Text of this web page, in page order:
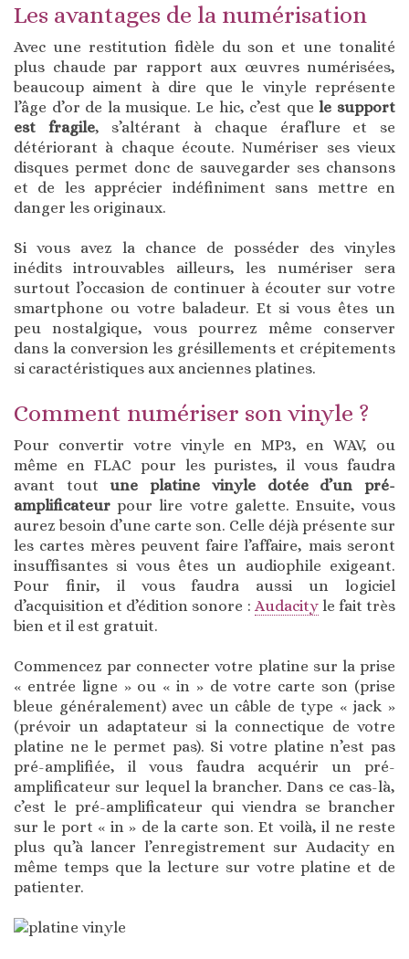
Les avantages de la numérisation
Avec une restitution fidèle du son et une tonalité
plus chaude par rapport aux œuvres numérisées,
beaucoup aiment à dire que le vinyle représente
l’âge d’or de la musique. Le hic, c’est quele support
est fragile, s’altérant à chaque éraflure et se
détériorant à chaque écoute. Numériser ses vieux
disques permet donc de sauvegarder ses chansons
et de les apprécier indéfiniment sans mettre en
danger les originaux.
Si vous avez la chance de posséder des vinyles
inédits introuvables ailleurs, les numériser sera
surtout l’occasion de continuer à écouter sur votre
smartphone ou votre baladeur. Et si vous êtes un
peu nostalgique, vous pourrez même conserver
dans la conversion les grésillements et crépitements
si caractéristiques aux anciennes platines.
Comment numériser son vinyle ?
Pour convertir votre vinyle en MP3, en WAV, ou
même en FLAC pour les puristes, il vous faudra
avant toutune platine vinyle dotée d’un pré-
amplificateur pour lire votre galette. Ensuite, vous
aurez besoin d’une carte son. Celle déjà présente sur
les cartes mères peuvent faire l’affaire, mais seront
insuffisantes si vous êtes un audiophile exigeant.
Pour finir, il vous faudra aussi un logiciel
d’acquisition et d’édition sonore : Audacityle fait très
bien et il est gratuit.
Commencez par connecter votre platine sur la prise
« entrée ligne » ou « in » de votre carte son (prise
bleue généralement) avec un câble de type « jack »
(prévoir un adaptateur si la connectique de votre
platine ne le permet pas). Si votre platine n’est pas
pré-amplifiée, il vous faudra acquérir un pré-
amplificateur sur lequel la brancher. Dans ce cas-là,
c’est le pré-amplificateur qui viendra se brancher
sur le port « in » de la carte son. Et voilà, il ne reste
plus qu’à lancer l’enregistrement sur Audacity en
même temps que la lecture sur votre platine et de
patienter.